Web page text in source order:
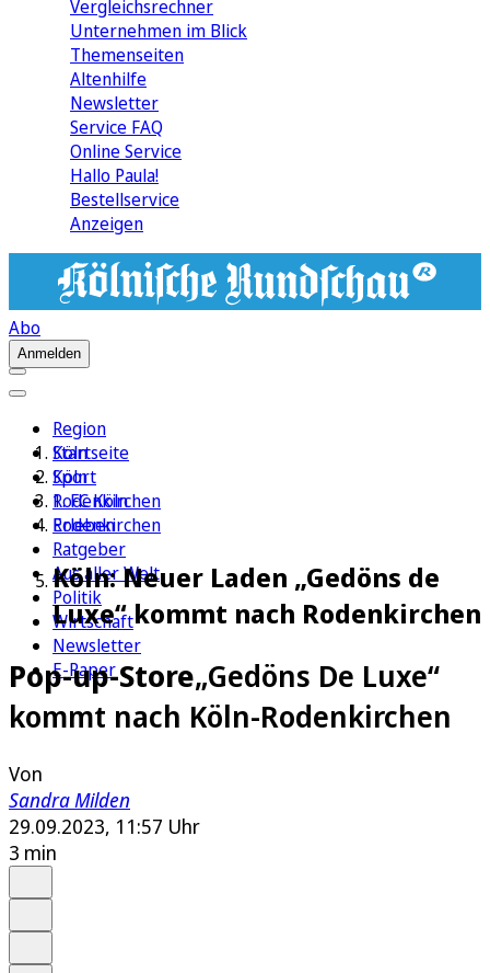
Vergleichsrechner
Unternehmen im Blick
Themenseiten
Altenhilfe
Newsletter
Service FAQ
Online Service
Hallo Paula!
Bestellservice
Anzeigen
Abo
Anmelden
Region
Köln
Sport
1. FC Köln
Erleben
Ratgeber
Aus aller Welt
Politik
Wirtschaft
Newsletter
E-Paper
Startseite
Köln
Rodenkirchen
Rodenkirchen
Köln: Neuer Laden „Gedöns de
Luxe“ kommt nach Rodenkirchen
Pop-up-Store„Gedöns De Luxe“
kommt nach Köln-Rodenkirchen
Von
Sandra Milden
29.09.2023, 11:57 Uhr
3 min